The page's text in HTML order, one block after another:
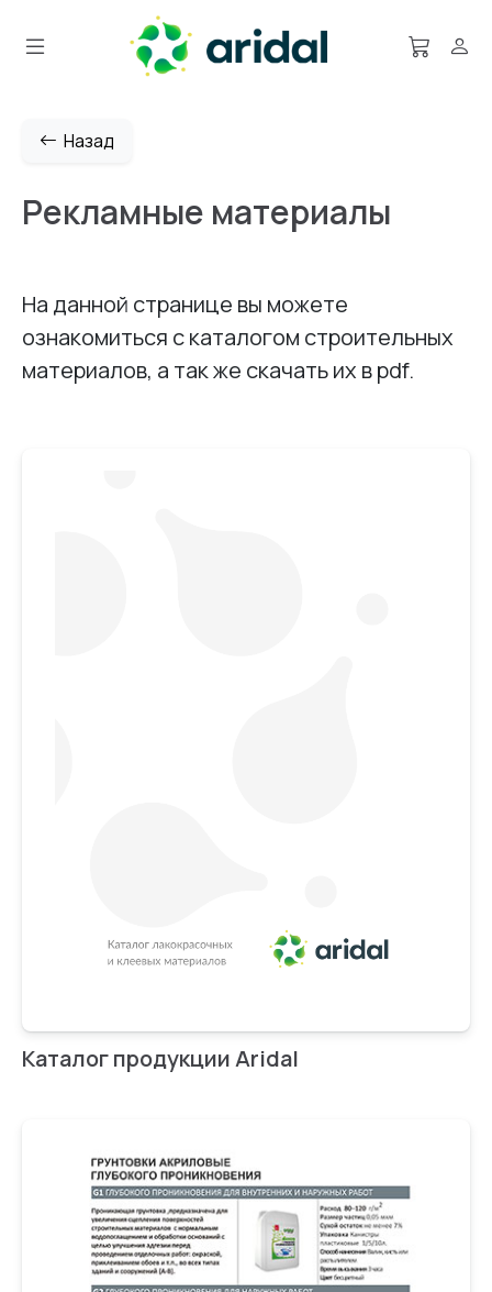
Назад
Рекламные материалы
На данной странице вы можете
ознакомиться с каталогом строительных
материалов, а так же скачать их в pdf.
Каталог продукции Aridal